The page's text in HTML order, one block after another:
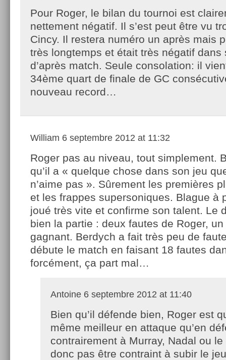
Pour Roger, le bilan du tournoi est
nettement négatif. Il s’est peut être vu
Cincy. Il restera numéro un après mais
très longtemps et était très négatif dans
d’après match. Seule consolation: il
34ème quart de finale de GC
nouveau record…
William 6 septembre 2012 at 11:32
Roger pas au niveau, tout simplement.
qu’il a « quelque chose dans son jeu
n’aime pas ». Sûrement les premières
et les frappes supersoniques. Blague à
joué très vite et confirme son talent. Le
bien la partie : deux fautes de Roger,
gagnant. Berdych a fait très peu de
débute le match en faisant 18 fautes
forcément, ça part mal…
Antoine 6 septembre 2012 at 11:40
Bien qu’il défende bien, Roger est
même meilleur en attaque qu’en
contrairement à Murray, Nadal ou le
donc pas être contraint à subir le